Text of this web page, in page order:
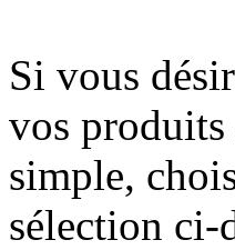
Si vous
vos
simple,
sélection ci-